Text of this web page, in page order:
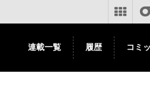
連載一覧 履歴 コミ